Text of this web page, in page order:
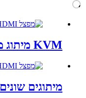
KVM מיתוג מחשבים
מיתוגים שונים